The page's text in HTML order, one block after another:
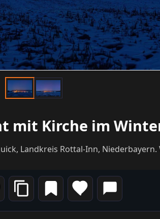
mit Kirche im